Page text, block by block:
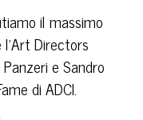
il massimo
Directors
e Sandro
di ADCI.